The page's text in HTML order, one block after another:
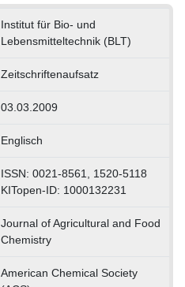
Institut für Bio- und
Lebensmitteltechnik (BLT)
Zeitschriftenaufsatz
03.03.2009
Englisch
ISSN: 0021-8561, 1520-5118
KITopen-ID: 1000132231
Journal of Agricultural and Food
Chemistry
American Chemical Society